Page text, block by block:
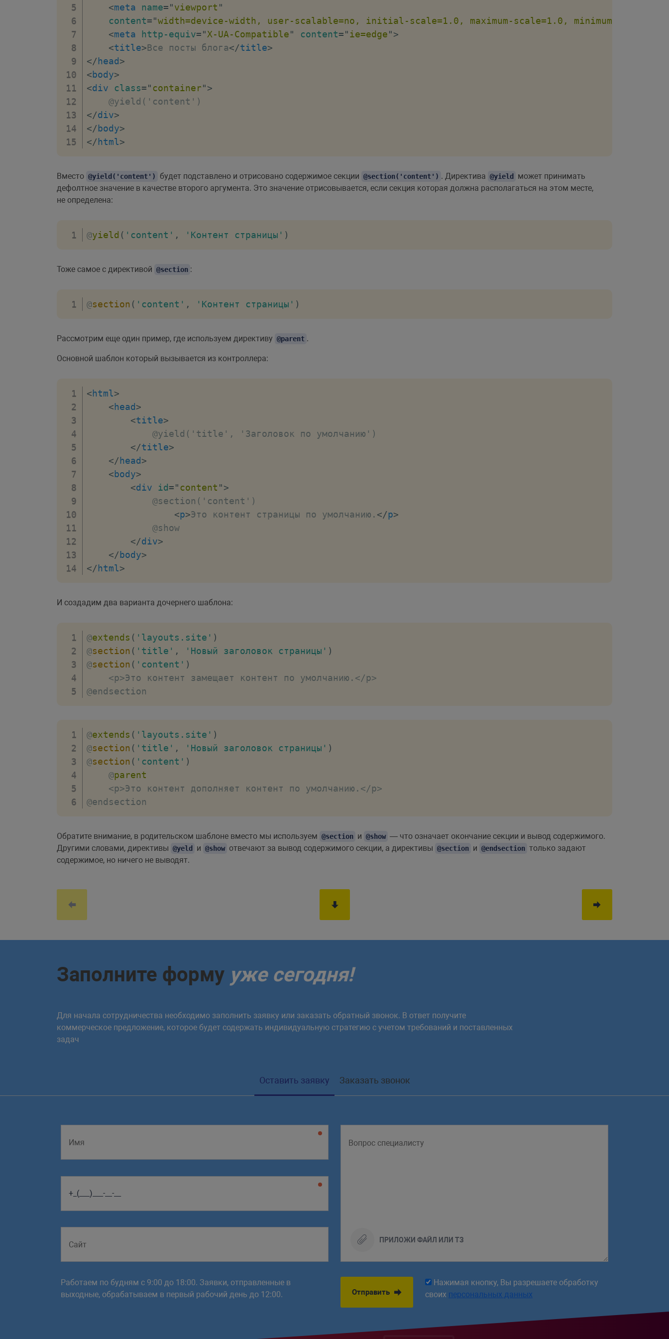
<meta name="viewport "
content="width=device-width, user-scalable=no, initial-scale=1.0, maximum-scale=1.0, minimum-scale=1.0
<meta http-equiv="X-UA-Compatible" content="ie=edge">
<title>Все посты блога</title>
</ head>
<body>
<div class="container">
</div>
</ body>
</ html>
Вместо @yield('content') будет подставлено и отрисовано содержимое секции @section('content') . Директива @yield
может принимать
дефолтное значение в качестве второго аргумента. Это значение отрисовывается, если секция которая должна располагаться на этом месте,
не определена:
@yield ( 'content' , 'Контент страницы' )
Тоже самое с директивой @section :
@section ( 'content' , 'Контент страницы' )
Рассмотрим еще один пример, где используем директиву @parent .
Основной шаблон который вызывается из контроллера:
<html>
<head>
<title>
            @yield('title', 'Заголовок по умолчанию')
</title>
</ head>
<body>
<div id="content ">
            @section('content')
<p>Это контент страницы по умолчанию. </p>
            @show
</div>
</ body>
</ html>
И создадим два варианта дочернего шаблона:
@extends ( 'layouts.site' )
@section ( 'title' , 'Новый заголовок страницы' )
@section ( 'content' )
<p>Это контент замещает контент по умолчанию . </p>
@endsection
@extends ( 'layouts.site' )
@section ( 'title' , 'Новый заголовок страницы' )
@section ( 'content' )
    @
parent
<p>Это контент дополняет контент по умолчанию . </p>
@endsection
Обратите внимание, в родительском шаблоне вместо мы используем @section и @show — что означает окончание секции и вывод содержимого.
Другими словами, директивы @yeld и @show отвечают за вывод содержимого секции, а директивы @section и @endsection только задают
содержимое, но ничего не выводят.
Заполните форму уже сегодня!
Для начала сотрудничества необходимо заполнить заявку или заказать обратный звонок. В ответ получите
коммерческое предложение, которое будет содержать индивидуальную стратегию с учетом требований и поставленных
задач
Оставить заявку Заказать звонок
ПРИЛОЖИ ФАЙЛ ИЛИ ТЗ
Работаем по будням с 9:00 до 18:00. Заявки, отправленные в
выходные, обрабатываем в первый рабочий день до 12:00.
Отправить
Нажимая кнопку, Вы разрешаете обработку
своих персональных данных